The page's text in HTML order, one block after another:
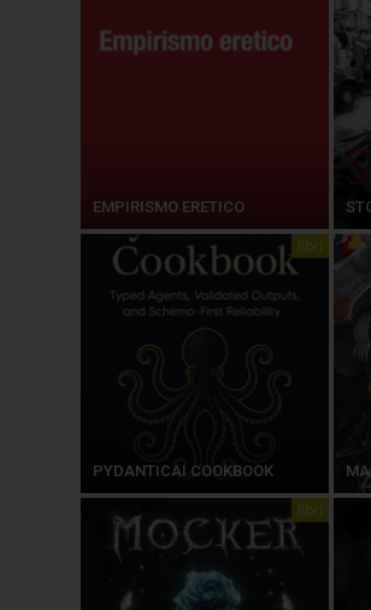
EMPIRISMO ERETICO
libri
PYDANTICAI COOKBOOK
libri